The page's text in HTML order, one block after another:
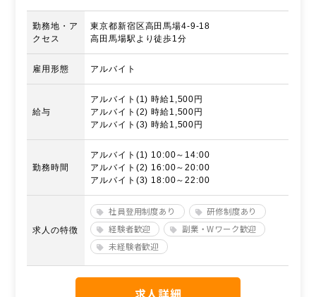
勤務地・ア
クセス
東京都新宿区高田馬場4-9-18
高田馬場駅より徒歩1分
雇用形態 アルバイト
給与
アルバイト(1) 時給1,500円
アルバイト(2) 時給1,500円
アルバイト(3) 時給1,500円
勤務時間
アルバイト(1) 10:00～14:00
アルバイト(2) 16:00～20:00
アルバイト(3) 18:00～22:00
求人の特徴
社員登用制度あり
研修制度あり
経験者歓迎
副業・Wワーク歓迎
未経験者歓迎
求人詳細